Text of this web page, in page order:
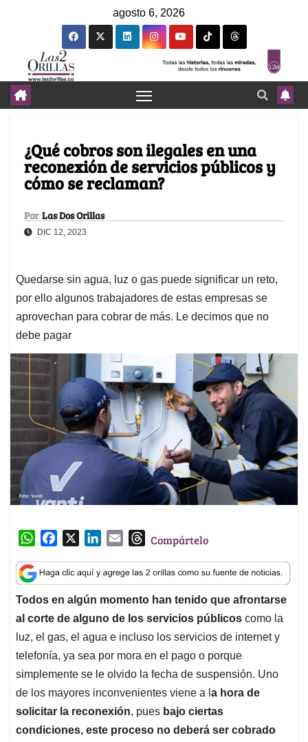
agosto 6, 2026
¿Qué cobros son ilegales en una
reconexión de servicios públicos y
cómo se reclaman?
Por Las Dos Orillas
DIC 12, 2023
Quedarse sin agua, luz o gas puede significar un reto,
por ello algunos trabajadores de estas empresas se
aprovechan para cobrar de más. Le decimos que no
debe pagar
W
a
t
s
A
p
p
c
e
b
o
o
n
k
e
d
I
n
a
i
l
T
r
e
a
d
s
Compártelo
Todos en algún momento han tenido que afrontarse
al corte de alguno de los servicios públicos como la
luz, el gas, el agua e incluso los servicios de internet y
telefonía, ya sea por mora en el pago o porque
simplemente se le olvido la fecha de suspensión. Uno
de los mayores inconvenientes viene a l a hora de
solicitar la reconexión, pues bajo ciertas
condiciones, este proceso no deberá ser cobrado